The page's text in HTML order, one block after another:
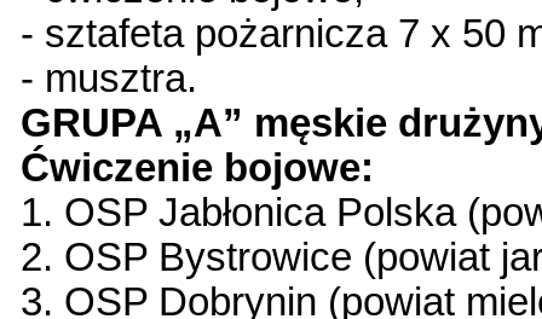
- sztafeta pożarnicza 7 x 50
- musztra.
GRUPA „A” męskie
Ćwiczenie bojowe:
1. OSP Jabłonica Polska
2. OSP Bystrowice (powiat
3. OSP Dobrynin (powiat